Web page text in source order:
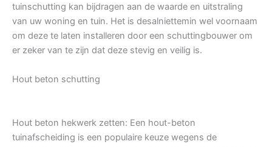
tuinschutting kan bijdragen aan de waarde en uitstraling
van uw woning en tuin. Het is desalniettemin wel voornaam
om deze te laten installeren door een schuttingbouwer om
er zeker van te zijn dat deze stevig en veilig is.
Hout beton schutting
Hout beton hekwerk zetten: Een hout-beton
tuinafscheiding is een populaire keuze wegens de